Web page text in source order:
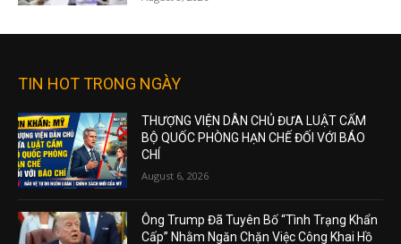
TIN HOT TRONG NGÀY
THƯỢNG VIỆN DÂN CHỦ ĐƯA LUẬT CẤM
BỘ QUỐC PHÒNG HẠN CHẾ ĐỐI VỚI BÁO
CHÍ
August 6, 2026
Ông Trump Đã Tuyên Bố “Tình Trạng Khẩn
Cấp” Nhằm Ngăn Chặn Việc Công Khai Hồ